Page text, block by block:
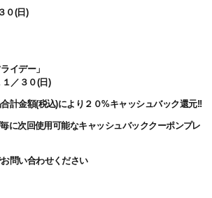
０(日 )
イデー」
／３０(日 )
計金額(税込)により２０%キャッシュバック還元!!
に次回使用可能なキャッシュバッククーポンプレ
問い合わせください